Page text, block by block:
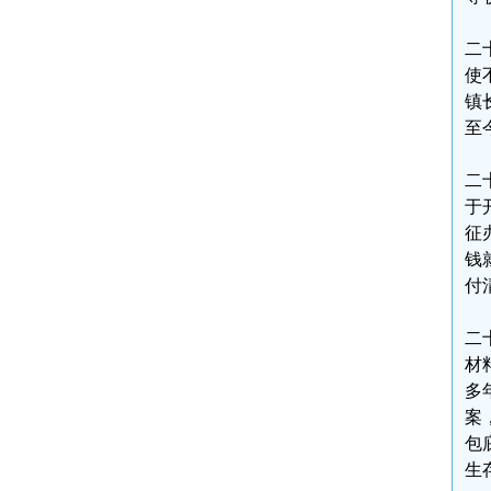
二
使
镇
至
二
于
征
钱
付
二
材
多
案
包
生